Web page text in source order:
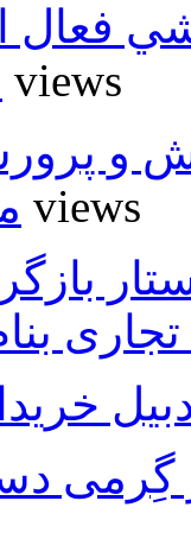
فعال
6 views
و
5 views
تجاری